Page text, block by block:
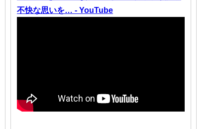
不快な思いを… - YouTube